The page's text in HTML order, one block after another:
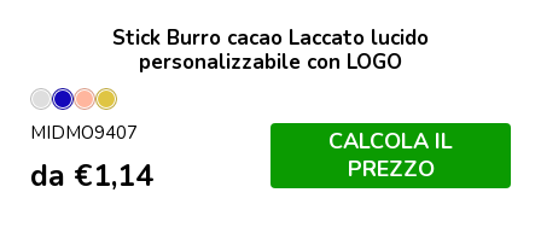
Stick Burro cacao Laccato lucido
personalizzabile con LOGO
Argento
Lucido
BluChampagne
Oro
MIDMO9407
da €1,14
CALCOLA IL
PREZZO